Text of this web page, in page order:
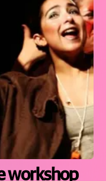
workshop